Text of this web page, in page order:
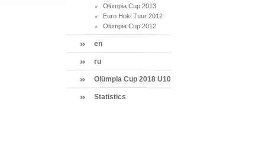
Olümpia Cup 2013
Euro Hoki Tuur 2012
Olümpia Cup 2012
en
ru
Olümpia Cup 2018 U10
Statistics